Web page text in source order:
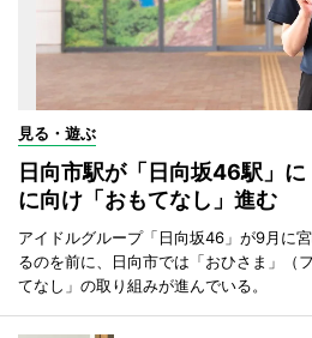
見る・遊ぶ
日向市駅が「日向坂46駅」
に向け「おもてなし」進む
アイドルグループ「日向坂46」が9月に
るのを前に、日向市では「おひさま」（
てなし」の取り組みが進んでいる。